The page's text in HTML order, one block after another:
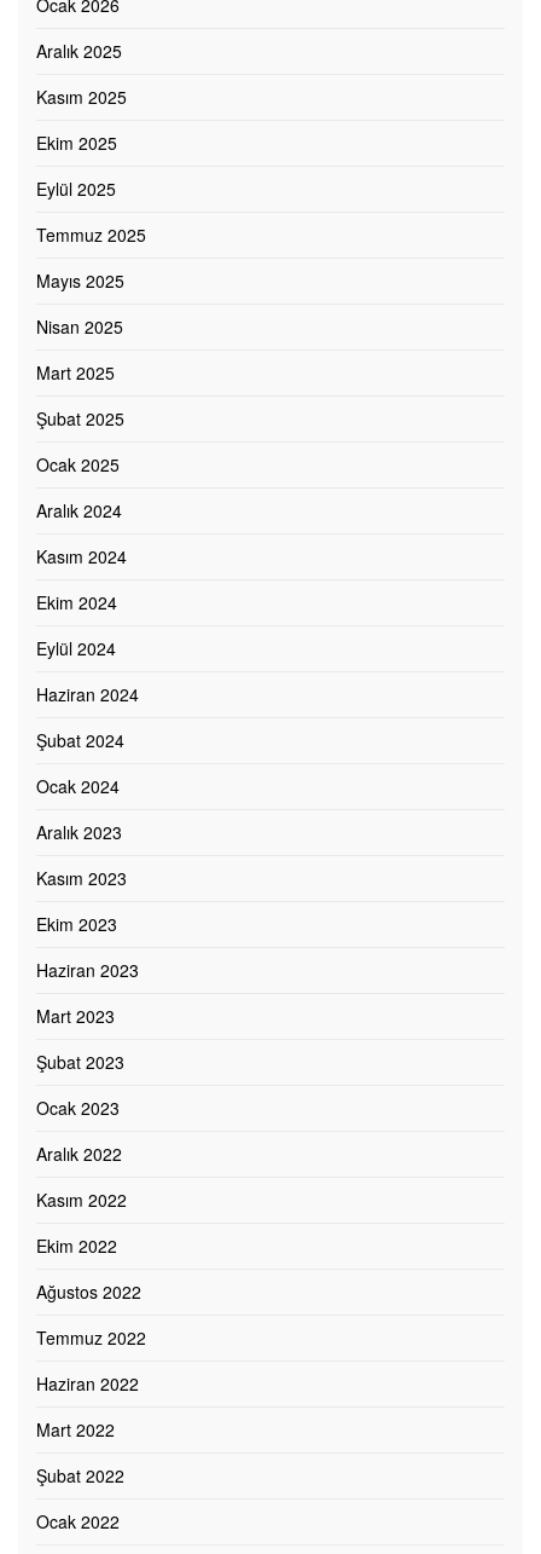
Ocak 2026
Aralık 2025
Kasım 2025
Ekim 2025
Eylül 2025
Temmuz 2025
Mayıs 2025
Nisan 2025
Mart 2025
Şubat 2025
Ocak 2025
Aralık 2024
Kasım 2024
Ekim 2024
Eylül 2024
Haziran 2024
Şubat 2024
Ocak 2024
Aralık 2023
Kasım 2023
Ekim 2023
Haziran 2023
Mart 2023
Şubat 2023
Ocak 2023
Aralık 2022
Kasım 2022
Ekim 2022
Ağustos 2022
Temmuz 2022
Haziran 2022
Mart 2022
Şubat 2022
Ocak 2022